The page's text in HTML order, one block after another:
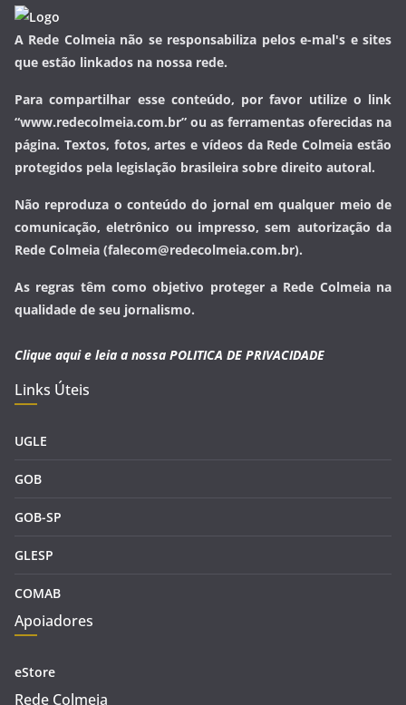
Sobre nós
A Rede Colmeia não se responsabiliza pelos e-mal's e sites
que estão linkados na nossa rede.
“www.redecolmeia.com.br” ou as ferramentas oferecidas na
página. Textos, fotos, artes e vídeos da Rede Colmeia estão
protegidos pela legislação brasileira sobre direito autoral.
Não reproduza o conteúdo do jornal em qualquer meio de
comunicação, eletrônico ou impresso, sem autorização da
As regras têm como objetivo proteger a Rede Colmeia na
qualidade de seu jornalismo.
Clique aqui e leia a nossa
Links Úteis